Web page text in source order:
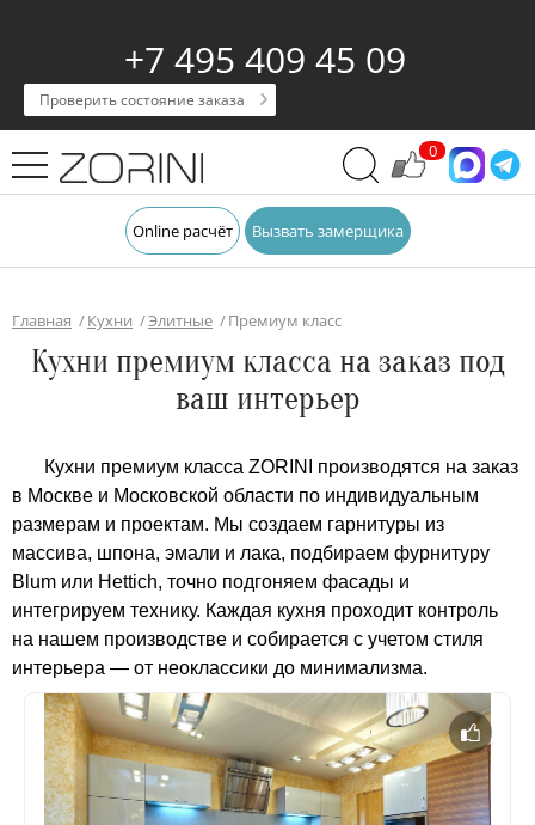
+7 495 409 45 09
Проверить состояние заказа
0
Online расчёт Вызвать замерщика
Главная Кухни Элитные Премиум класс
Кухни премиум класса на заказ под
ваш интерьер
Кухни премиум класса ZORINI производятся на заказ
в Москве и Московской области по индивидуальным
размерам и проектам. Мы создаем гарнитуры из
массива, шпона, эмали и лака, подбираем фурнитуру
Blum или Hettich, точно подгоняем фасады и
интегрируем технику. Каждая кухня проходит контроль
на нашем производстве и собирается с учетом стиля
интерьера — от неоклассики до минимализма.